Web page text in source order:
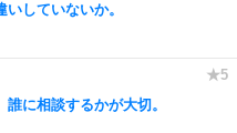
していないか。
に相談するかが大切。